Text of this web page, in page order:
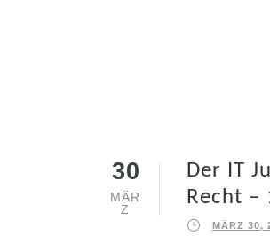
30
MÄR
Z
Der IT
Recht –
MÄRZ 30,